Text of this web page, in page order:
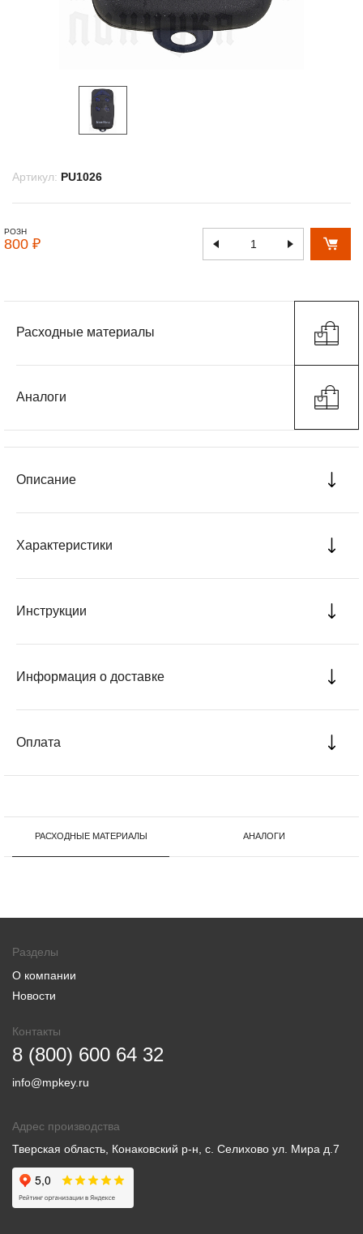
Артикул: PU1026
РОЗН
800 ₽
Расходные материалы
Аналоги
Описание
Характеристики
Инструкции
Информация о доставке
Оплата
РАСХОДНЫЕ МАТЕРИАЛЫ АНАЛОГИ
Разделы
О компании
Новости
Контакты
8 (800) 600 64 32
info@mpkey.ru
Адрес производства
Тверская область, Конаковский р-н, с. Селихово ул. Мира д.7